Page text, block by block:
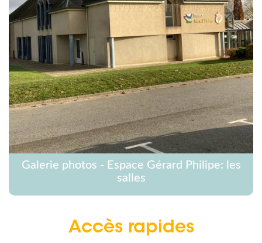
Galerie photos - Espace Gérard Philipe: les
salles
Accès rapides